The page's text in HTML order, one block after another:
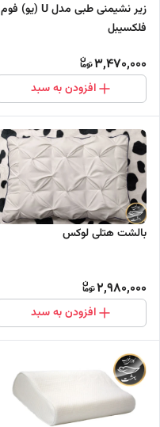
زیر نشیمنی طبی مدل U (یو) فوم
فلکسیبل
3,470,000
افزودن به سبد
بالشت هتلی لوکس
2,980,000
افزودن به سبد